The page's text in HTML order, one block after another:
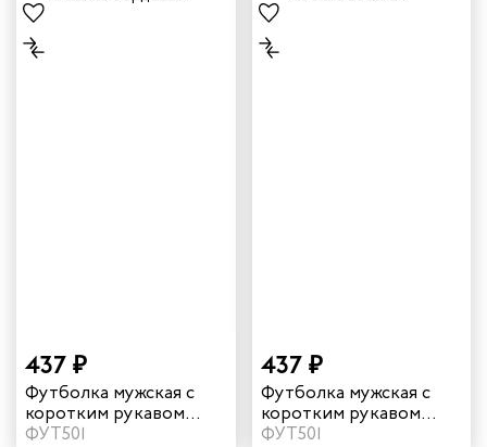
437 ₽
Футболка мужская с
коротким рукавом
цвет бордовый
ФУТ501
437 ₽
Футболка мужская с
коротким рукавом
цвет василек
ФУТ501